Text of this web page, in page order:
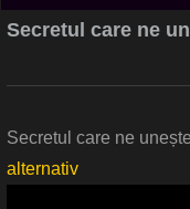
Secretul care ne
Secretul care ne
alternativ